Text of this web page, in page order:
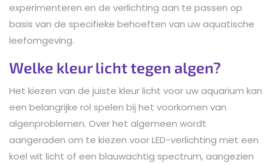
experimenteren en de verlichting aan te passen op
basis van de specifieke behoeften van uw aquatische
leefomgeving.
Welke kleur licht tegen algen?
Het kiezen van de juiste kleur licht voor uw aquarium kan
een belangrijke rol spelen bij het voorkomen van
algenproblemen. Over het algemeen wordt
aangeraden om te kiezen voor LED-verlichting met een
koel wit licht of een blauwachtig spectrum, aangezien